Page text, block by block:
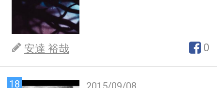
安達 裕哉 0
18